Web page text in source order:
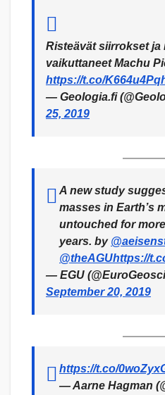
Risteävät siirrokset
vaikuttaneet Machu
https://t.co/
— Geologia.fi
25, 2019
A new study
masses in Earth’s
untouched for
years. by
@theAGUhttps://
— EGU
September 20, 2019
https://t.co/
— Aarne Hagman